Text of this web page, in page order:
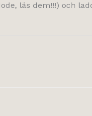
läs dem!!!) och